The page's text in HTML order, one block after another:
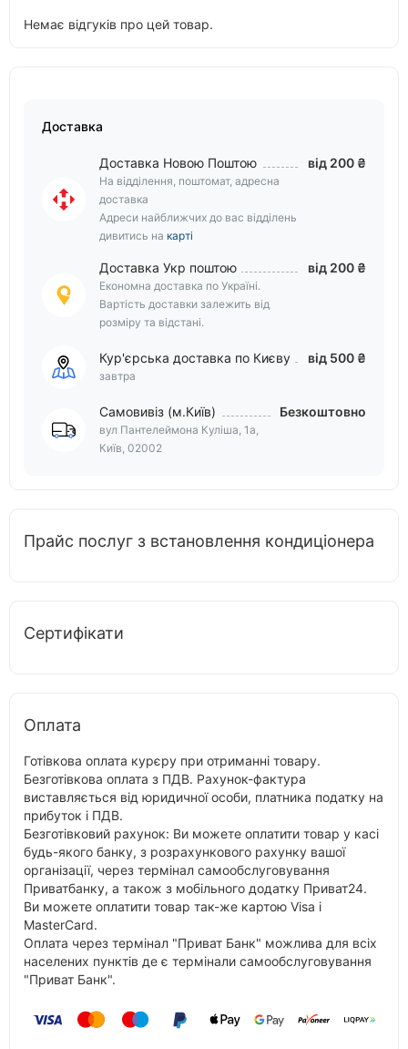
Немає відгуків про цей товар.
Доставка
Доставка Новою Поштою
На відділення, поштомат, адресна
доставка
Адреси найближчих до вас відділень
дивитись на карті
від 200 ₴
Доставка Укр поштою
Економна доставка по Україні.
Вартість доставки залежить від
розміру та відстані.
від 200 ₴
Кур'єрська доставка по Києву
завтра
від 500 ₴
Самовивіз (м.Київ)
вул Пантелеймона Куліша, 1а,
Київ, 02002
Безкоштовно
Прайс послуг з встановлення кондиціонера
Сертифікати
Оплата
Готівкова оплата курєру при отриманні товару.
Безготівкова оплата з ПДВ. Рахунок-фактура
виставляється від юридичної особи, платника податку на
прибуток і ПДВ.
Безготівковий рахунок: Ви можете оплатити товар у касі
будь-якого банку, з розрахункового рахунку вашої
організації, через термінал самообслуговування
Приватбанку, а також з мобільного додатку Приват24.
Ви можете оплатити товар так-же картою Visa і
MasterCard.
Оплата через термінал "Приват Банк" можлива для всіх
населених пунктів де є термінали самообслуговування
"Приват Банк".